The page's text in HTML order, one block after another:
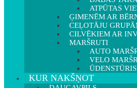
ATPŪTAS
ĢIMENĒM AR
CEĻOTĀJU
CILVĒKIEM AR
MARŠRUTI
AUTO
VELO
KUR NAKŠŅOT